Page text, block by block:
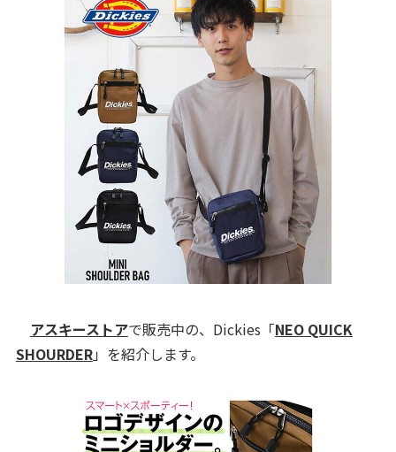
アスキーストアで販売中の、Dickies「NEO QUICK
SHOURDER」を紹介します。